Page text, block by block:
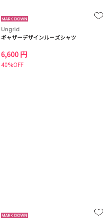
Ungrid
ギャザーデザインルーズシャツ
6,600 円
40%OFF